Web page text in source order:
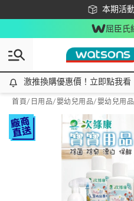
本期活
下載app
屈臣氏
激推換購優惠價！立即點我看
激推換購優惠價！立即點我看
首頁/ 日用品/嬰幼兒用品/嬰幼兒用